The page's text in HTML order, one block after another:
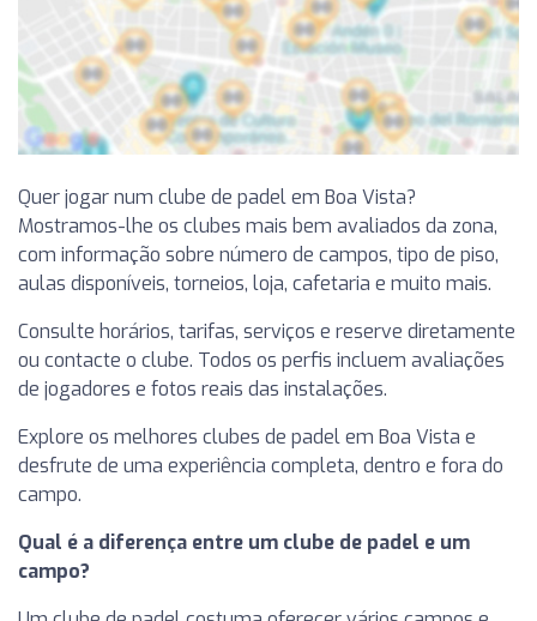
Quer jogar num clube de padel em Boa Vista?
Mostramos-lhe os clubes mais bem avaliados da zona,
com informação sobre número de campos, tipo de piso,
aulas disponíveis, torneios, loja, cafetaria e muito mais.
Consulte horários, tarifas, serviços e reserve diretamente
ou contacte o clube. Todos os perfis incluem avaliações
de jogadores e fotos reais das instalações.
Explore os melhores clubes de padel em Boa Vista e
desfrute de uma experiência completa, dentro e fora do
campo.
Qual é a diferença entre um clube de padel e um
campo?